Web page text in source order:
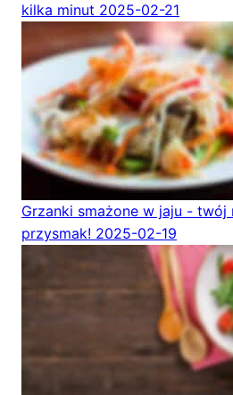
kilka minut 2025-02-21
Grzanki smażone w jaju - twój
przysmak! 2025-02-19